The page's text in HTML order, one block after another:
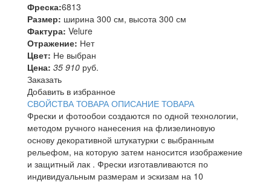
Фреска:6813
Размер: ширина 300 см, высота 300 см
Фактура: Velure
Отражение: Нет
Цвет: Не выбран
Цена: 35 910 руб.
Заказать
Добавить в избранное
СВОЙСТВА ТОВАРА ОПИСАНИЕ ТОВАРА
Фрески и фотообои создаются по одной технологии,
методом ручного нанесения на флизелиновую
основу декоративной штукатурки с выбранным
рельефом, на которую затем наносится изображение
и защитный лак . Фрески изготавливаются по
индивидуальным размерам и эскизам на 10